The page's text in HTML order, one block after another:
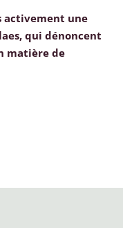
activement une
qui dénoncent
matière de